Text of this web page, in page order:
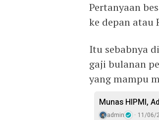
Pertanyaan
ke depan atau
Itu sebabnya
gaji bulanan
yang mampu
Munas HIPMI,
admin 11/06/